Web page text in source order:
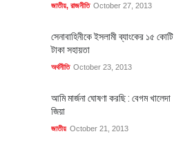
জাতীয়, রাজনীতি October 27, 2013
সেনাবাহিনীকে ইসলামী ব্যাংকের ১৫ কোটি
টাকা সহায়তা
অর্থনীতি October 23, 2013
আমি মার্জনা ঘোষণা করছি : বেগম খালেদা
জিয়া
জাতীয় October 21, 2013